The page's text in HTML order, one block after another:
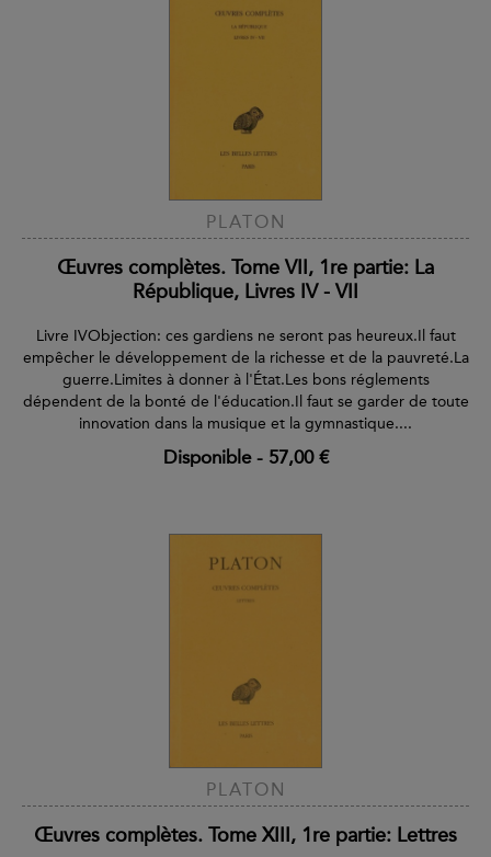
PLATON
Œuvres complètes. Tome VII, 1re partie: La
République, Livres IV - VII
Livre IVObjection: ces gardiens ne seront pas heureux.Il faut
empêcher le développement de la richesse et de la pauvreté.La
guerre.Limites à donner à l'État.Les bons réglements
dépendent de la bonté de l'éducation.Il faut se garder de toute
innovation dans la musique et la gymnastique....
Disponible- 57,00 €
PLATON
Œuvres complètes. Tome XIII, 1re partie: Lettres